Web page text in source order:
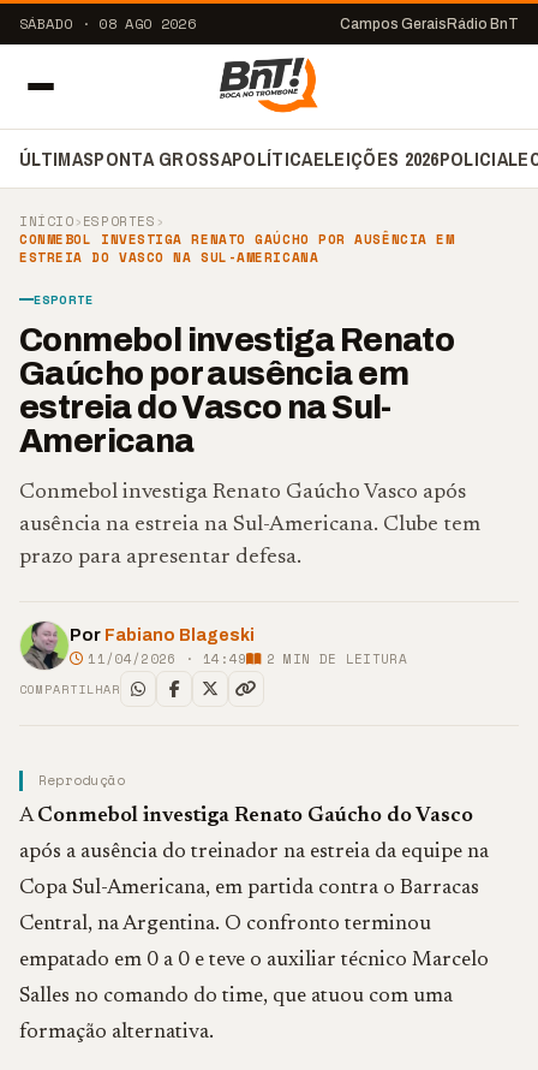
SÁBADO · 08 AGO 2026 Campos Gerais Rádio BnT
ÚLTIMASPONTA GROSSAPOLÍTICAELEIÇÕES 2026POLICIAL
INÍCIO›ESPORTES ›
CONMEBOL INVESTIGA RENATO GAÚCHO POR AUSÊNCIA EM
ESTREIA DO VASCO NA SUL-AMERICANA
ESPORTE
Conmebol investiga Renato
Gaúcho por ausência em
estreia do Vasco na Sul-
Americana
Conmebol investiga Renato Gaúcho Vasco após
ausência na estreia na Sul-Americana. Clube tem
prazo para apresentar defesa.
Por Fabiano Blageski
11/04/2026 · 14:49 2 MIN DE LEITURA
COMPARTILHAR
Reprodução
AConmebol investiga Renato Gaúcho do Vasco
após a ausência do treinador na estreia da equipe na
Copa Sul-Americana, em partida contra o Barracas
Central, na Argentina. O confronto terminou
empatado em 0 a 0 e teve o auxiliar técnico Marcelo
Salles no comando do time, que atuou com uma
formação alternativa.